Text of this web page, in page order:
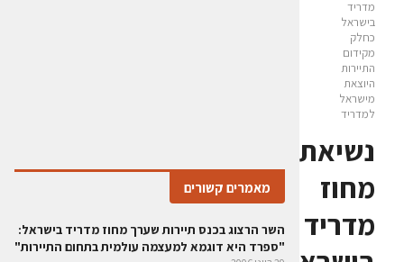
מדריד
בישראל
כחלק
מקידום
התיירות
היוצאת
מישראל
למדריד
נשיאת
מחוז
מדריד
מאמרים קשורים
השר הרצוג בכנס תיירות שערך מחוז מדריד בישראל:
"ספרד היא דוגמא למעצמה עולמית בתחום התיירות"